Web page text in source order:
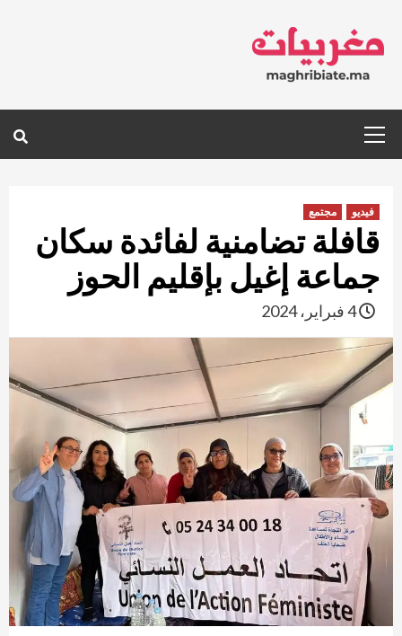
content
Menu
فيديو مجتمع
قافلة تضامنية لفائدة سكان
جماعة إغيل بإقليم الحوز
4 فبراير، 2024